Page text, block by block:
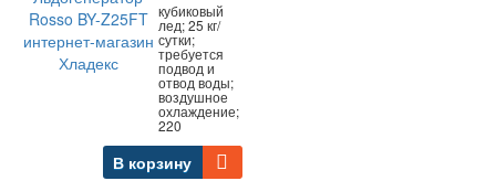
кубиковый
лед; 25 кг/
сутки;
требуется
подвод и
отвод воды;
воздушное
охлаждение;
220
В корзину